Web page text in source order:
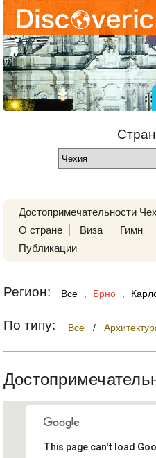
Достопримечательности
О стране
Виза Гимн
Публикации
Регион: Все Брно
По типу: Все /
This page can't load